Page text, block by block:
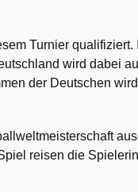
Turnier
wird dabei
der Deutschen
reisen die